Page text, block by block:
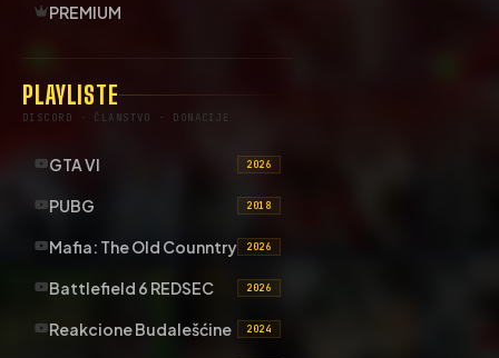
PREMIUM
PLAYLISTE
DISCORD · ČLANSTVO · DONACIJE
GTA VI 2026
PUBG 2018
Mafia: The Old Counntry 2026
Battlefield 6 REDSEC 2026
Reakcione Budalešćine 2024